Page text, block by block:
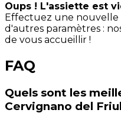
Oups ! L'assiette est
Effectuez une nouvelle
d'autres paramètres :
de vous accueillir !
FAQ
Quels sont les
Cervignano del